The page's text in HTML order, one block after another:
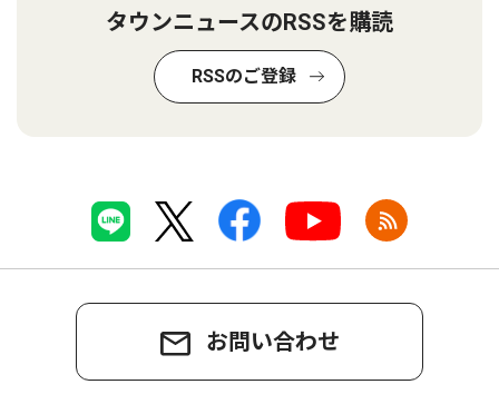
タウンニュースのRSSを購読
RSSのご登録
お問い合わせ